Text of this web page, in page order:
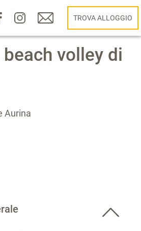
TROVA ALLOGGIO
volley di
Aurina